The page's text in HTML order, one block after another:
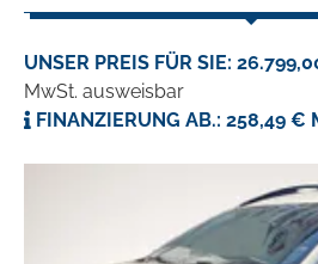
UNSER PREIS FÜR SIE:
MwSt. ausweisbar
FINANZIERUNG AB.: 258,49 €